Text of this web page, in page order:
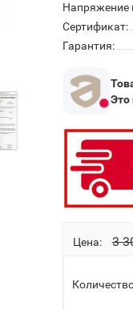
Напряжение
Сертификат:
Гарантия:
Это
Цена: 3